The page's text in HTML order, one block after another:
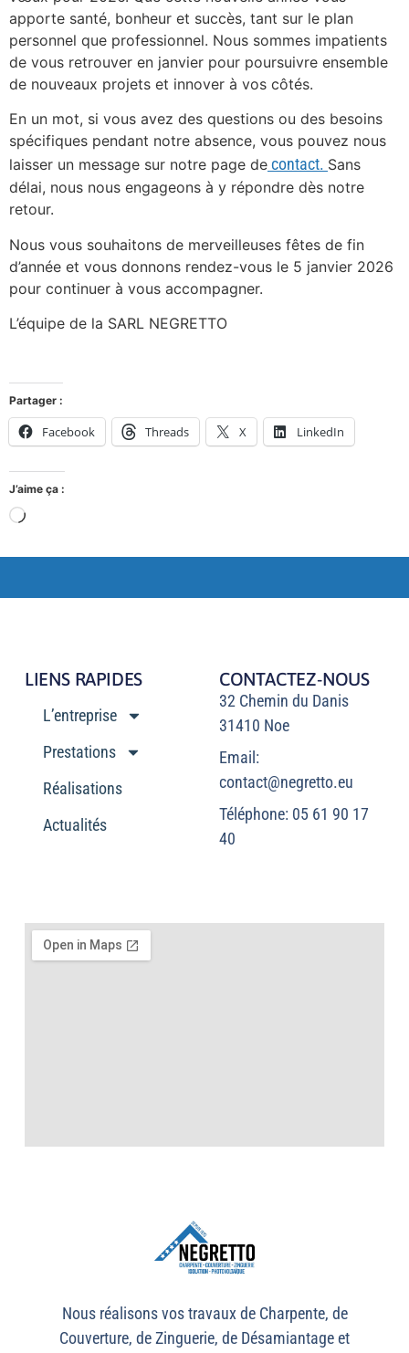
apporte santé, bonheur et succès, tant sur le plan
personnel que professionnel. Nous sommes impatients
de vous retrouver en janvier pour poursuivre ensemble
de nouveaux projets et innover à vos côtés.
En un mot, si vous avez des questions ou des besoins
spécifiques pendant notre absence, vous pouvez nous
laisser un message sur notre page de contact. Sans
délai, nous nous engageons à y répondre dès notre
retour.
Nous vous souhaitons de merveilleuses fêtes de fin
d’année et vous donnons rendez-vous le 5 janvier 2026
pour continuer à vous accompagner.
L’équipe de la SARL NEGRETTO
Partager :
Facebook Threads X LinkedIn
J’aime ça :
Nous réalisons vos travaux de Charpente, de
Couverture, de Zinguerie, de Désamiantage et
LIENS RAPIDES
L’entreprise
Prestations
Réalisations
Actualités
CONTACTEZ-NOUS
32 Chemin du Danis
31410 Noe
Email:
contact@negretto.eu
Téléphone: 05 61 90 17
40